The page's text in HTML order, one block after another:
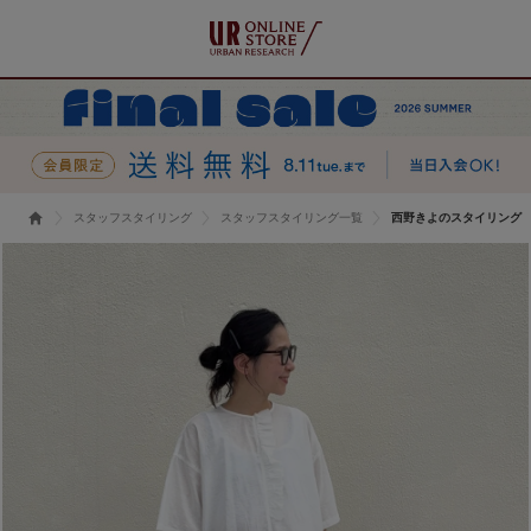
スタッフスタイリング スタッフスタイリング一覧 西野きよのスタイリング